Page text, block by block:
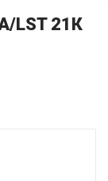
LST 21К